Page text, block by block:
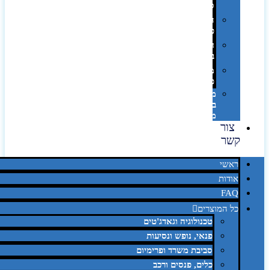
סובלימציה
הדפס
פרוצס
חריטה
בלייזר
מהו
פנטון?
מיתוג
באמצעות
מדבקות
צור
קשר
ראשי
אודות
FAQ
כל המוצרים
טכנולוגיה וגאדג'טים
פנאי, נופש ונסיעות
סביבת משרד ופרימיום
כלים, פנסים ורכב